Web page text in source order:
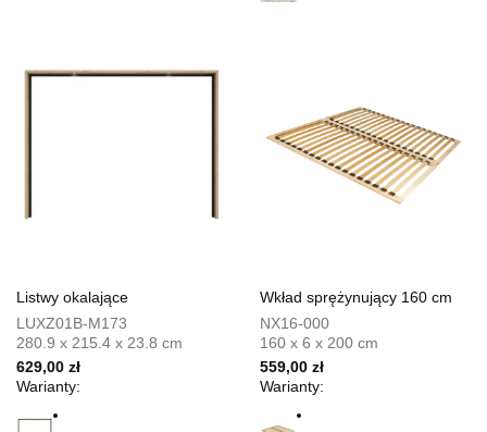
Listwy okalające
LUXZ01B-M173
280.9 x 215.4 x 23.8 cm
629,00 zł
Warianty:
Wkład sprężynujący 160 cm
NX16-000
160 x 6 x 200 cm
559,00 zł
Warianty: